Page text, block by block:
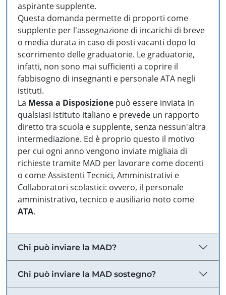
aspirante supplente.
Questa domanda permette di proporti come
supplente per l'assegnazione di incarichi di breve
o media durata in caso di posti vacanti dopo lo
scorrimento delle graduatorie. Le graduatorie,
infatti, non sono mai sufficienti a coprire il
fabbisogno di insegnanti e personale ATA negli
istituti.
La Messa a Disposizione può essere inviata in
qualsiasi istituto italiano e prevede un rapporto
diretto tra scuola e supplente, senza nessun'altra
intermediazione. Ed è proprio questo il motivo
per cui ogni anno vengono inviate migliaia di
richieste tramite MAD per lavorare come docenti
o come Assistenti Tecnici, Amministrativi e
Collaboratori scolastici: ovvero, il personale
amministrativo, tecnico e ausiliario noto come
ATA.
Chi può inviare la MAD?
Chi può inviare la MAD sostegno?